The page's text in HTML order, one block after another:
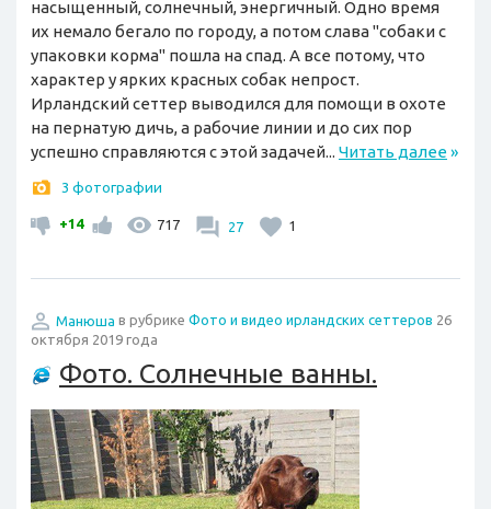
насыщенный, солнечный, энергичный. Одно время
их немало бегало по городу, а потом слава "собаки с
упаковки корма" пошла на спад. А все потому, что
характер у ярких красных собак непрост.
Ирландский сеттер выводился для помощи в охоте
на пернатую дичь, а рабочие линии и до сих пор
успешно справляются с этой задачей... Читать далее»
3 фотографии
+14 717 27 1
Манюша в рубрике Фото и видео ирландских сеттеров 26
октября 2019 года
Фото. Солнечные ванны.